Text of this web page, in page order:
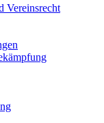
Vereinsrecht